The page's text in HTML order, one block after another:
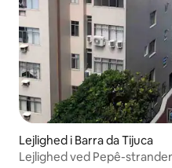
Lejlighed i Barra da Tijuca
Lejlighed ved Pepê-